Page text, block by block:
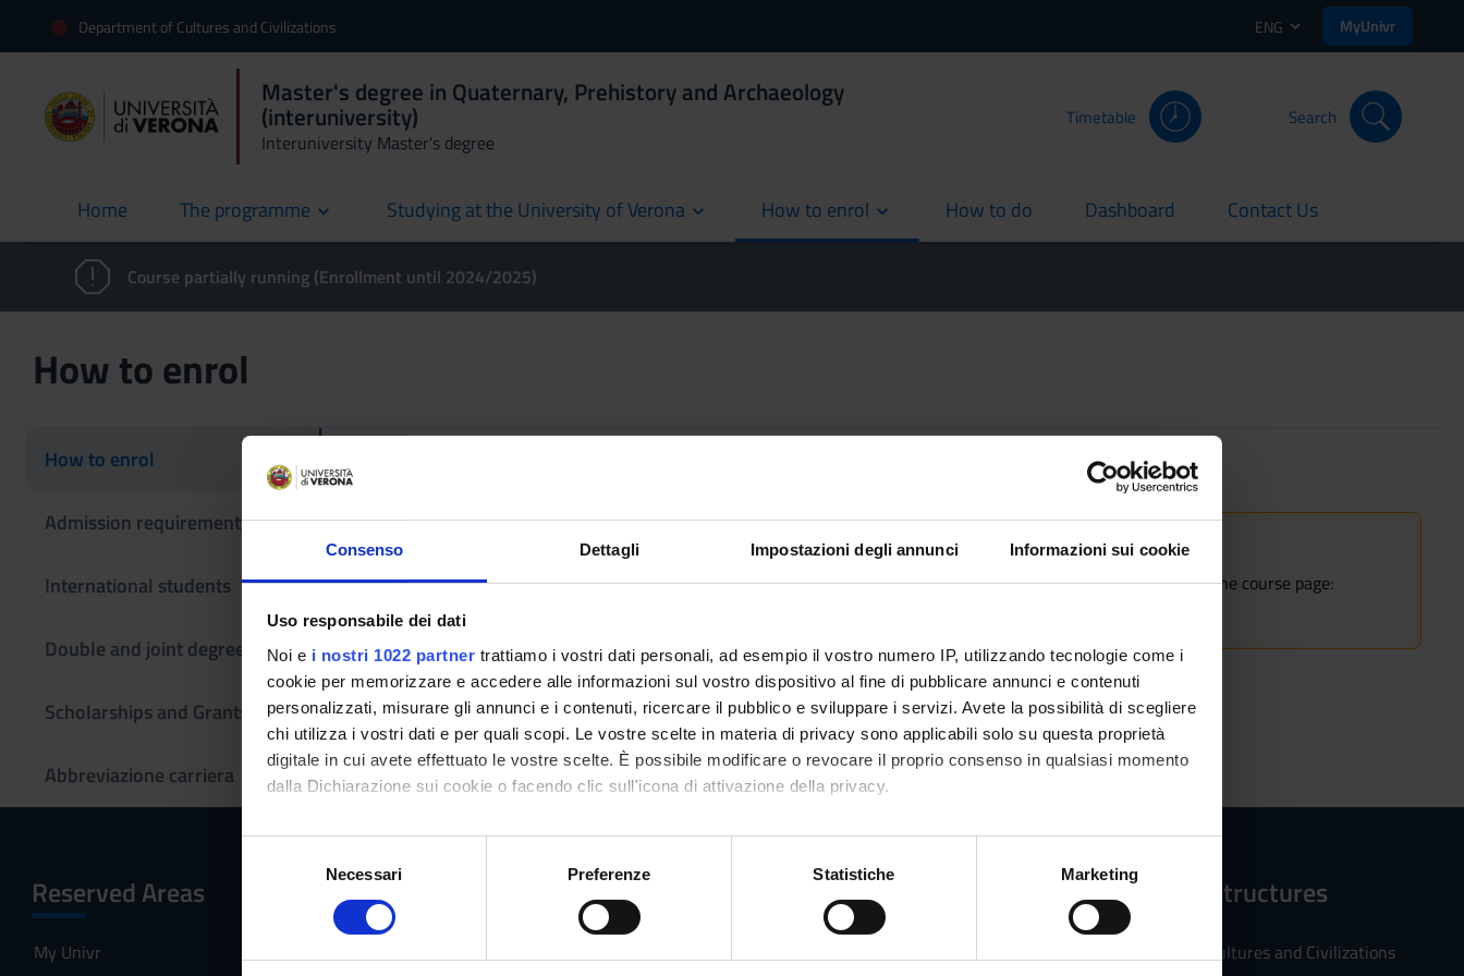
Consenso Dettagli Impostazioni degli annunci Informazioni sui cookie
Uso responsabile dei dati
Noi e i nostri 1022 partner trattiamo i vostri dati personali, ad esempio il vostro numero IP, utilizzando tecnologie come i
cookie per memorizzare e accedere alle informazioni sul vostro dispositivo al fine di pubblicare annunci e contenuti
personalizzati, misurare gli annunci e i contenuti, ricercare il pubblico e sviluppare i servizi. Avete la possibilità di scegliere
chi utilizza i vostri dati e per quali scopi. Le vostre scelte in materia di privacy sono applicabili solo su questa proprietà
digitale in cui avete effettuato le vostre scelte. È possibile modificare o revocare il proprio consenso in qualsiasi momento
dalla Dichiarazione sui cookie o facendo clic sull'icona di attivazione della privacy.
Con il tuo consenso, vorremmo anche:
raccogliere informazioni sulla tua posizione geografica, con un'approssimazione di qualche metro,
digitali).
Necessari Preferenze Statistiche Marketing
Department of Cultures and Civilizations ENG MyUnivr
Master's degree in Quaternary, Prehistory and Archaeology
(interuniversity)
Interuniversity Master's degree
Timetable Search
Home
current The programme Studying at the University of Verona How to enrol How to do
current Dashboard
current Contact Us
current
Course partially running (Enrollment until 2024/2025)
How to enrol
How to enrol
Admission requirements
International students
Double and joint degrees
Scholarships and Grants
Abbreviazione carriera
How to enroll
This information is intended exclusively for students already enrolled in this course.
If you are a new student interested in enrolling, you can find information about enrollment, fees and deadlines on the course page:
Master's degree in Quaternary, Prehistory and Archaeology (interuniversity) - Enrollment from 2025/2026
Reserved Areas
My Univr
Menu Services and Faq Reference structures
Department of Cultures and Civilizations